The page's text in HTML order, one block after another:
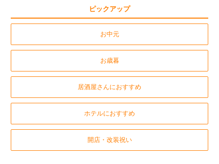
ピックアップ
お中元
お歳暮
居酒屋さんにおすすめ
ホテルにおすすめ
開店・改装祝い